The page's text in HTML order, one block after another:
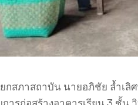
กสภาสถาบัน นายอภิชัย ล้ำเ